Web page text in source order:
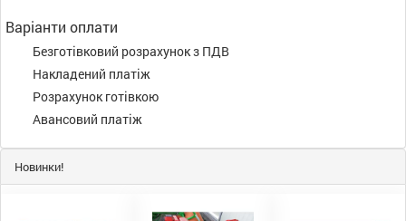
Варіанти оплати
Безготівковий розрахунок з ПДВ
Накладений платіж
Розрахунок готівкою
Авансовий платіж
Новинки!